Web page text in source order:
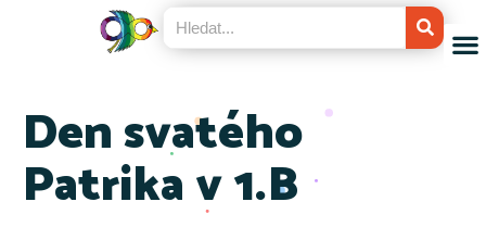
Den svatého
Patrika v 1.B